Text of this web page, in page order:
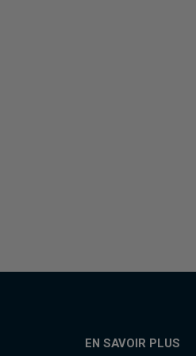
EN SAVOIR PLUS